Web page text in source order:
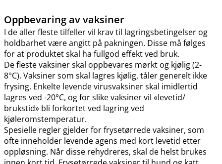
Oppbevaring av vaksiner
I de aller fleste tilfeller vil krav til lagringsbetingelser og
holdbarhet være angitt på pakningen. Disse må følges
for at produktet skal ha fullgod effekt ved bruk.
De fleste vaksiner skal oppbevares mørkt og kjølig (2-
8°C). Vaksiner som skal lagres kjølig, tåler generelt ikke
frysing. Enkelte levende virusvaksiner skal imidlertid
lagres ved -20°C, og for slike vaksiner vil «levetid​/​
brukstid» bli forkortet ved lagring ved
kjøleromstemperatur.
Spesielle regler gjelder for frysetørrede vaksiner, som
ofte inneholder levende agens med kort levetid etter
oppløsning. Når disse rehydreres, skal de helst brukes